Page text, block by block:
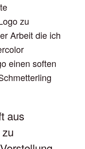
zu
Arbeit die ich
einen soften
aus